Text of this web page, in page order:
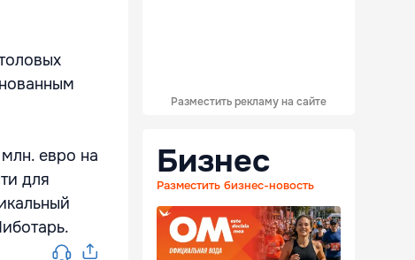
евро на
для
Разместить рекламу на сайте
Бизнес
Разместить бизнес-новость